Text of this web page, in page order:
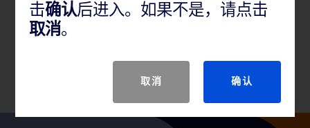
用于软组织活检，适用于乳房、肾脏、肝脏、肺、甲
状腺、淋巴结及其他软组织肿块活检，其中，Chiba活
检针：用于吸引组织和细胞。Franseen活检针：用于显
击确认后进入。如果不是，请点击
取消。
取消 确认